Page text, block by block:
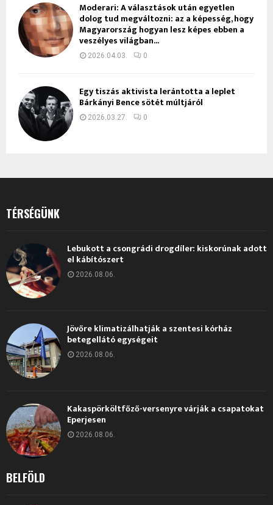
Moderari: A választások után egyetlen
dolog tud megváltozni: az a képesség, hogy
Magyarország hogyan lesz képes ebben a
veszélyes világban...
2026.04.03. 0
Egy tiszás aktivista lerántotta a leplet
Bárkányi Bence sötét múltjáról
2026.03.27. 0
TÉRSÉGÜNK
Lebukott a csongrádi drogdíler: kiskorúnak adott
el kábítószert
2026.08.06.
Jövőre klimatizálhatják a szentesi kórház
betegellátó egységeit
2026.08.06.
Kakaspörköltfőző-versenyre várják a csapatokat
Eperjesen
2026.08.06.
BELFÖLD